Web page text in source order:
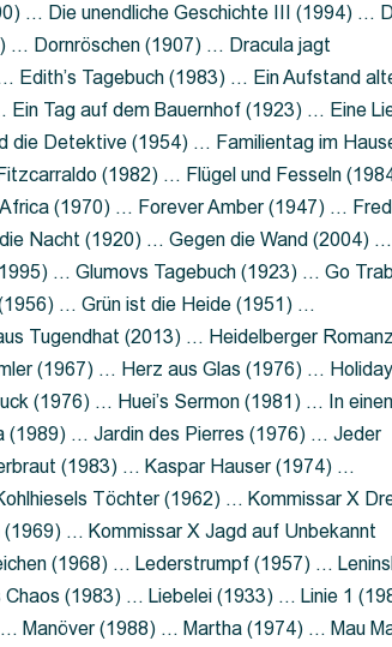
… Die unendliche Geschichte III (1994) …
… Dornröschen (1907) … Dracula jagt
Edith’s Tagebuch (1983) … Ein Aufstand
Tag auf dem Bauernhof (1923) … Eine
die Detektive (1954) … Familientag im
(1982) … Flügel und Fesseln
(1970) … Forever Amber (1947) …
Nacht (1920) … Gegen die Wand (2004) …
… Glumovs Tagebuch (1923) … Go
… Grün ist die Heide (1951) …
Tugendhat (2013) … Heidelberger
(1967) … Herz aus Glas (1976) …
(1976) … Huei’s Sermon (1981) … In
(1989) … Jardin des Pierres (1976) … Jeder
(1983) … Kaspar Hauser (1974) …
Töchter (1962) … Kommissar X
… Kommissar X Jagd auf Unbekannt
(1968) … Lederstrumpf (1957) …
(1983) … Liebelei (1933) … Linie 1
Manöver (1988) … Martha (1974) … Mau